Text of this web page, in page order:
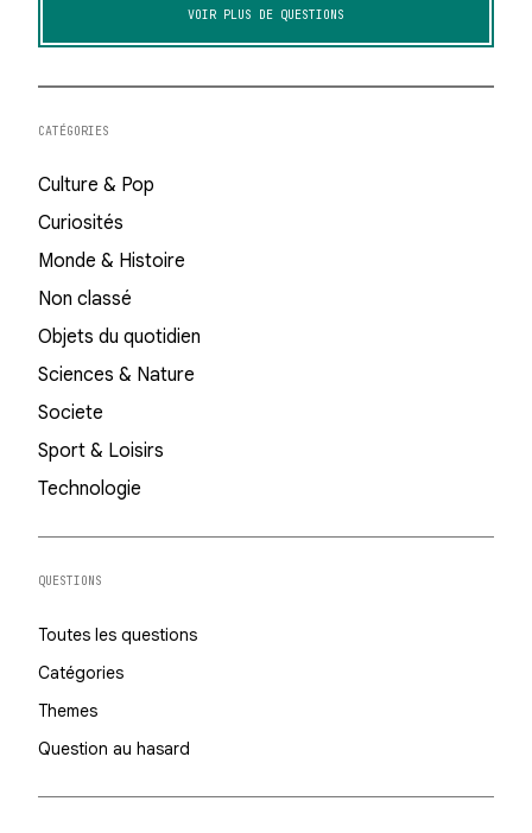
VOIR PLUS DE QUESTIONS
CATÉGORIES
Culture & Pop
Curiosités
Monde & Histoire
Non classé
Objets du quotidien
Sciences & Nature
Societe
Sport & Loisirs
Technologie
QUESTIONS
Toutes les questions
Catégories
Themes
Question au hasard